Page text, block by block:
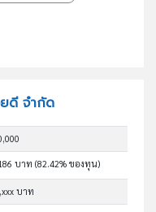
ดี จำกัด
บาท (82.42% ของทุน)
บาท